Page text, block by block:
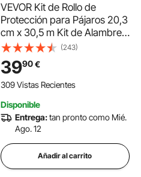
VEVOR Kit de Rollo de
Protección para Pájaros 20,3
cm x 30,5 m Kit de Alambre
contra Pájaro para Panel
Solar con 50 Sujetadores y
50 Bridas para Cables Rollo
de Protección con
(243)
3990€
309 Vistas Recientes
Disponible
Entrega:tan pronto como Mié.
Ago. 12
Añadir al carrito